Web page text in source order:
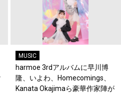
MUSIC
harmoe 3rdアルバムに早川博
隆、いよわ、Homecomings、
Kanata Okajimaら豪華作家陣が